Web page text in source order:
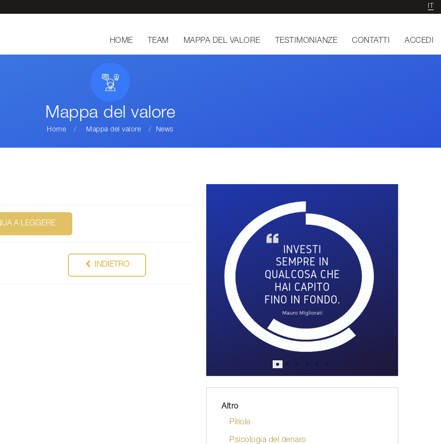
HOME TEAM MAPPA DEL VALORE TESTIMONIANZE CONTATTI ACCEDI
Mappa del valore
Home Mappa del valore News
A LEGGERE
INDIETRO
Altro
Pillole
Psicologia del denaro